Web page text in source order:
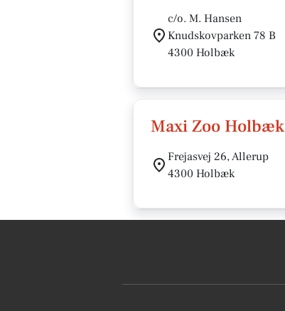
c/o. M. Hansen
Knudskovparken 78 B
4300 Holbæk
Maxi Zoo Holbæk
Frejasvej 26, Allerup
4300 Holbæk